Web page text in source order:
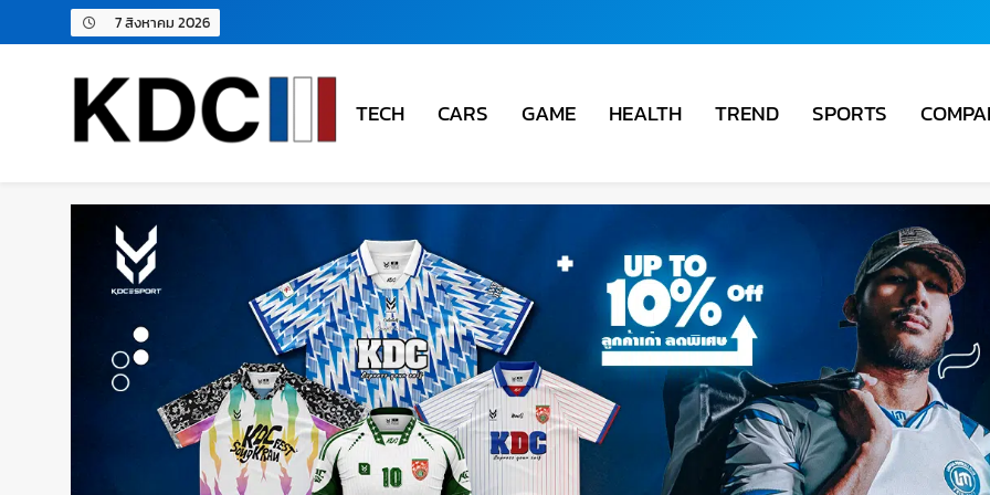
7 สิงหาคม 2026
TECH CARS GAME HEALTH TREND SPORTS